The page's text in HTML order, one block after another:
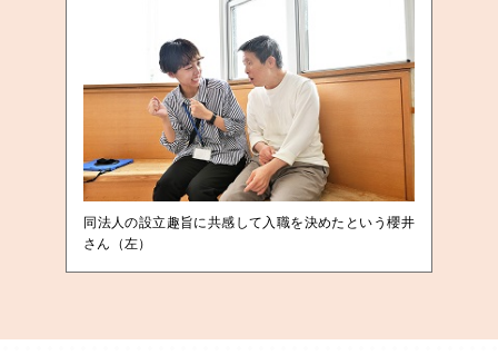
同法人の設立趣旨に共感して入職を決めたという櫻井
さん（左）